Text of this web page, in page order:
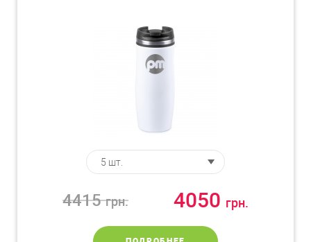
4415грн. 4050 грн.